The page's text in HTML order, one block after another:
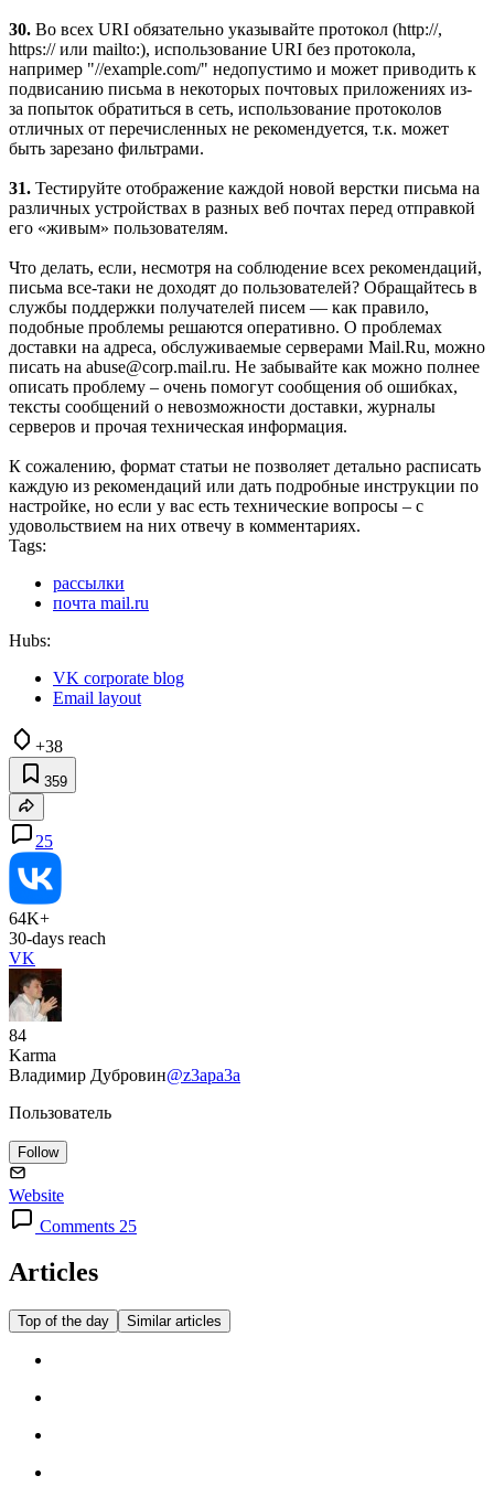
30. Во всех URI обязательно указывайте протокол (http://,
https:// или mailto:), использование URI без протокола,
например "//example.com/" недопустимо и может приводить к
подвисанию письма в некоторых почтовых приложениях из-
за попыток обратиться в сеть, использование протоколов
отличных от перечисленных не рекомендуется, т.к. может
быть зарезано фильтрами.
31. Тестируйте отображение каждой новой верстки письма на
различных устройствах в разных веб почтах перед отправкой
его «живым» пользователям.
Что делать, если, несмотря на соблюдение всех рекомендаций,
письма все-таки не доходят до пользователей? Обращайтесь в
службы поддержки получателей писем — как правило,
подобные проблемы решаются оперативно. О проблемах
доставки на адреса, обслуживаемые серверами Mail.Ru, можно
писать на abuse@corp.mail.ru. Не забывайте как можно полнее
описать проблему – очень помогут сообщения об ошибках,
тексты сообщений о невозможности доставки, журналы
серверов и прочая техническая информация.
К сожалению, формат статьи не позволяет детально расписать
каждую из рекомендаций или дать подробные инструкции по
настройке, но если у вас есть технические вопросы – с
удовольствием на них отвечу в комментариях.
Tags:
рассылки
почта mail.ru
Hubs:
VK corporate blog
Email layout
+38
359
25
64K+
30-days reach
VK
84
Karma
Владимир Дубровин@z3apa3a
Пользователь
Follow
Website
Comments 25
Articles
Top of the day Similar articles